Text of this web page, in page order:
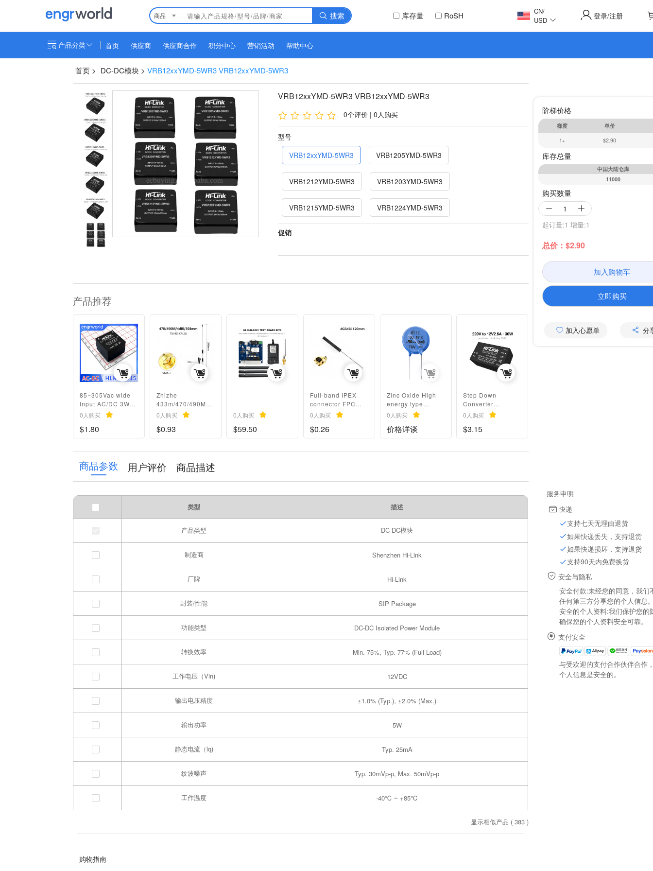
商品 搜索 库存量 RoSH CN/
USD
登录/注册
产品分类 首页 供应商 供应商合作 积分中心 营销活动 帮助中心
首页 > DC-DC模块 > VRB12xxYMD-5WR3 VRB12xxYMD-5WR3
VRB12xxYMD-5WR3 VRB12xxYMD-5WR3
0个评价 | 0人购买
型号
VRB12xxYMD-5WR3
VRB1205YMD-5WR3
VRB1212YMD-5WR3 VRB1203YMD-5WR3
VRB1215YMD-5WR3 VRB1224YMD-5WR3
促销
产品推荐
85~305Vac wide
Input AC/DC 3W
5V/9V/12V/15V/24
V Step Down Mini
Power Supply
Converter Switch
0人购买
$1.80
Zhizhe
433m/470/490MHz
wireless module
data radio LoRa
high-gain external
small suction cup
0人购买
$0.93
0人购买
$59.50
Full-band IPEX
connector FPC
built-in patch
antenna PCB
0人购买
$0.26
Zinc Oxide High
energy type
10D181K Zinc
Oxide Varistors
For Protect
Semiconductor
0人购买
价格详谈
Step Down
Converter
Intelligent
household switch
power module
0人购买
$3.15
商品参数 用户评价 商品描述
类型 描述
产品类型 DC-DC模块
制造商 Shenzhen Hi-Link
厂牌 Hi-Link
封装/性能 SIP Package
功能类型 DC-DC Isolated Power Module
转换效率 Min. 75%, Typ. 77% (Full Load)
工作电压（Vin) 12VDC
输出电压精度 ±1.0% (Typ.), ±2.0% (Max.)
输出功率 5W
静态电流（lq) Typ. 25mA
纹波噪声 Typ. 30mVp-p, Max. 50mVp-p
工作温度 -40℃ ~ +85℃
显示相似产品 ( 383)
购物指南
阶梯价格
梯度
单价
1+
$2.90
库存总量
中国大陆仓库
11000
购买数量
起订量:1 增量:1
总价：$2.90
加入购物车
立即购买
加入心愿单 分
服务申明
快递
支持七天无理由退货
如果快递丢失，支持退货
如果快递损坏，支持退货
支持90天内免费换货
安全与隐私
安全付款:未经您的同意，我们
任何第三方分享您的个人信息
安全的个人资料:我们保护您的
确保您的个人资料安全可靠。
支付安全
与受欢迎的支付合作伙伴合作
个人信息是安全的。